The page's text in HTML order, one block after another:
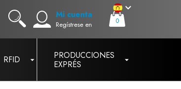
Mi cuenta
Regístrese en 0
RFID
PRODUCCIONES
EXPRÉS